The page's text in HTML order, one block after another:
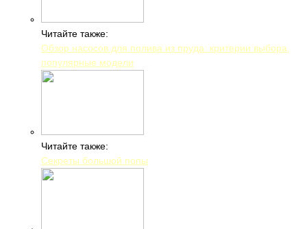
Читайте также:
Обзор насосов для полива из пруда: критерии выбора,
популярные модели
Читайте также:
Секреты большой попы